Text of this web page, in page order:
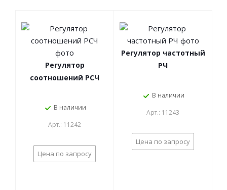
Регулятор
соотношений РСЧ
В наличии
Арт.: 11242
Цена по запросу
Регулятор частотный
РЧ
В наличии
Арт.: 11243
Цена по запросу